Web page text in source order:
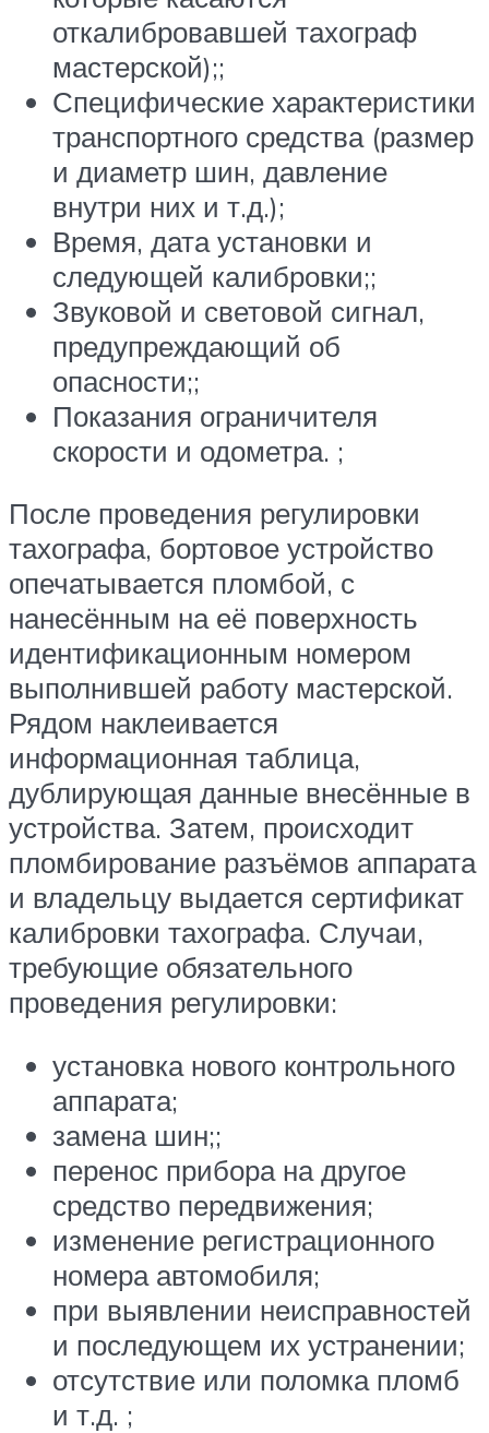
откалибровавшей тахограф
мастерской);;
Специфические характеристики
транспортного средства (размер
и диаметр шин, давление
внутри них и т.д.);
Время, дата установки и
следующей калибровки;;
Звуковой и световой сигнал,
предупреждающий об
опасности;;
Показания ограничителя
скорости и одометра. ;
После проведения регулировки
тахографа, бортовое устройство
опечатывается пломбой, с
нанесённым на её поверхность
идентификационным номером
выполнившей работу мастерской.
Рядом наклеивается
информационная таблица,
дублирующая данные внесённые в
устройства. Затем, происходит
пломбирование разъёмов аппарата
и владельцу выдается сертификат
калибровки тахографа. Случаи,
требующие обязательного
проведения регулировки:
установка нового контрольного
аппарата;
замена шин;;
перенос прибора на другое
средство передвижения;
изменение регистрационного
номера автомобиля;
при выявлении неисправностей
и последующем их устранении;
отсутствие или поломка пломб
и т.д. ;